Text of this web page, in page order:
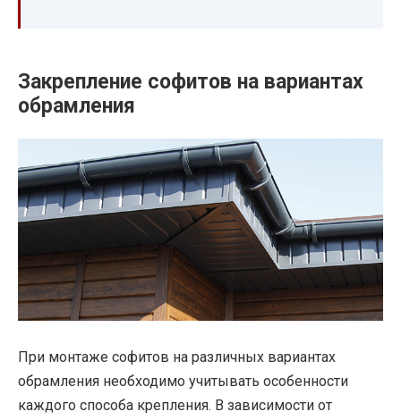
Закрепление софитов на вариантах
обрамления
При монтаже софитов на различных вариантах
обрамления необходимо учитывать особенности
каждого способа крепления. В зависимости от